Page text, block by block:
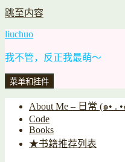
跳至内容
liuchuo
我不管，反正我最萌～
菜单和挂件
About Me – 日常 (๑• .
Code
Books
★书籍推荐列表